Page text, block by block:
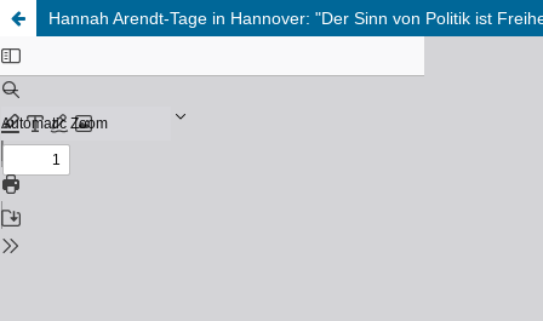
Hannah Arendt-Tage in Hannover: "Der Sinn von Politik ist